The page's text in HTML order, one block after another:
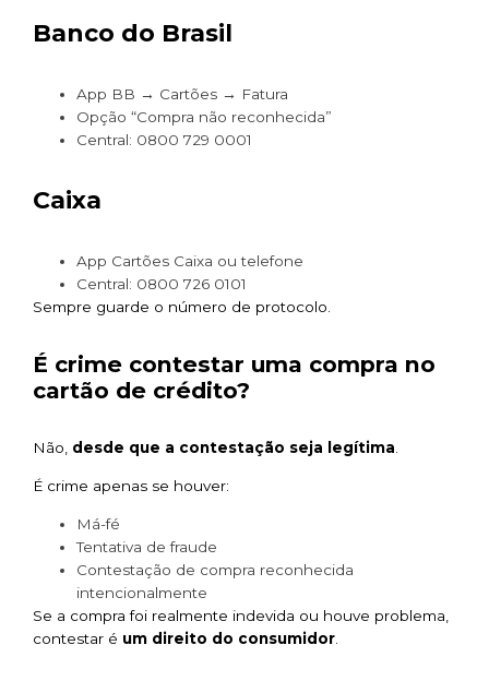
Banco do Brasil
App BB → Cartões → Fatura
Opção “Compra não reconhecida”
Central: 0800 729 0001
Caixa
App Cartões Caixa ou telefone
Central: 0800 726 0101
Sempre guarde o número de protocolo.
É crime contestar uma compra no
cartão de crédito?
Não, desde que a contestação seja legítima
É crime apenas se houver:
Má-fé
Tentativa de fraude
Contestação de compra reconhecida
intencionalmente
Se a compra foi realmente indevida ou houve problema,
contestar é um direito do consumidor.